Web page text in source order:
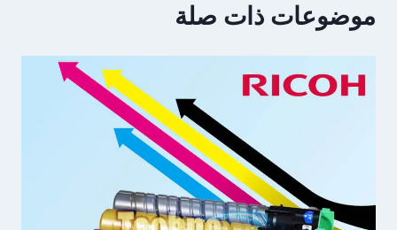
موضوعات ذات صلة